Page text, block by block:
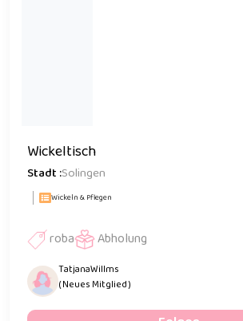
Wickeltisch
Stadt :Solingen
Wickeln & Pflegen
roba Abholung
TatjanaWillms
( Neues Mitglied )